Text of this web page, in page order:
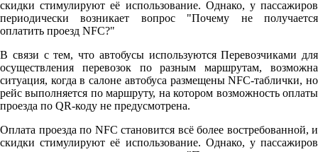
скидки стимулируют её использование. Однако, у пассажиров
периодически возникает вопрос "Почему не получается
оплатить проезд NFC?"
В связи с тем, что автобусы используются Перевозчиками для
осуществления перевозок по разным маршрутам, возможна
ситуация, когда в салоне автобуса размещены NFC-таблички, но
рейс выполняется по маршруту, на котором возможность оплаты
проезда по QR-коду не предусмотрена.
Оплата проезда по NFC становится всё более востребованной, и
скидки стимулируют её использование. Однако, у пассажиров